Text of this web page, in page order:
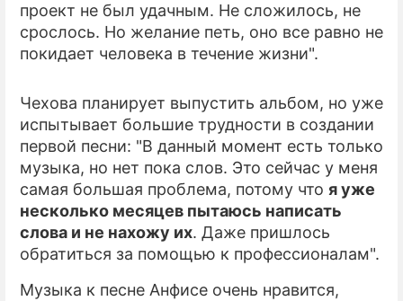
проект не был удачным. Не сложилось, не
срослось. Но желание петь, оно все равно не
покидает человека в течение жизни".
Чехова планирует выпустить альбом, но уже
испытывает большие трудности в создании
первой песни: "В данный момент есть только
музыка, но нет пока слов. Это сейчас у меня
самая большая проблема, потому что я уже
несколько месяцев пытаюсь написать
слова и не нахожу их. Даже пришлось
обратиться за помощью к профессионалам".
Музыка к песне Анфисе очень нравится,